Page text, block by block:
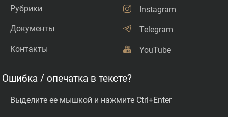
Рубрики
Документы
Контакты
Instagram
Telegram
YouTube
Ошибка / опечатка в тексте?
Выделите ее мышкой и нажмите Ctrl+Enter